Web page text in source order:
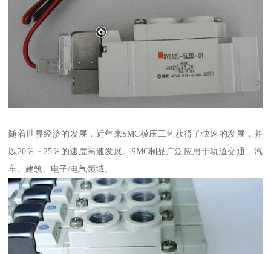
随着世界经济的发展，近年来SMC模压工艺获得了快速的发展，并
以20％－25％的速度高速发展。SMC制品广泛应用于轨道交通、汽
车、建筑、电子/电气领域。